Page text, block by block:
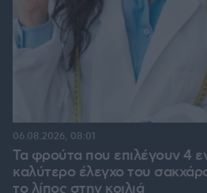
Τα φρούτα που επιλέγουν 4
καλύτερο έλεγχο του
το λίπος στην κοιλιά
06.08.2026, 08:01